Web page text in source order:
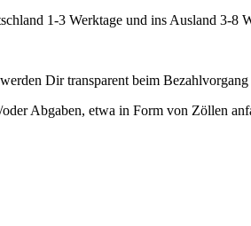
1-3 Werktage und ins Ausland 3-
Dir transparent beim Bezahlvorgang
Abgaben, etwa in Form von Zöllen